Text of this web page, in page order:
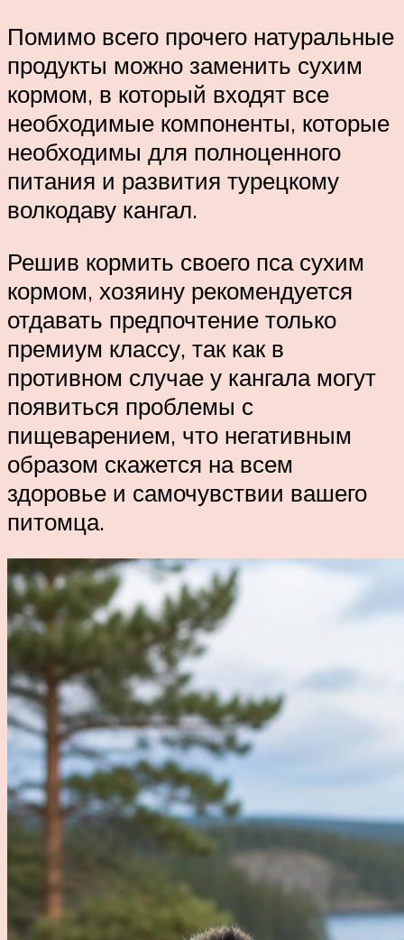
Помимо всего прочего натуральные
продукты можно заменить сухим
кормом, в который входят все
необходимые компоненты, которые
необходимы для полноценного
питания и развития турецкому
волкодаву кангал.
Решив кормить своего пса сухим
кормом, хозяину рекомендуется
отдавать предпочтение только
премиум классу, так как в
противном случае у кангала могут
появиться проблемы с
пищеварением, что негативным
образом скажется на всем
здоровье и самочувствии вашего
питомца.